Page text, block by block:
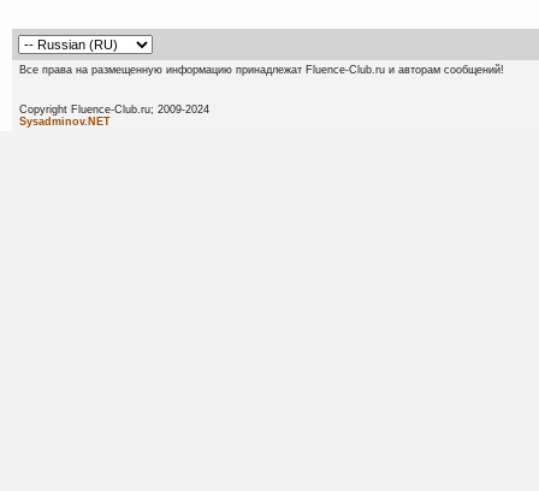
Все права на размещенную информацию принадлежат Fluence-Club.ru и авторам сообщений!
Copyright Fluence-Club.ru;
Sysadminov.NET